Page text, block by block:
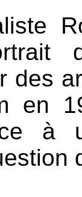
des
en
à